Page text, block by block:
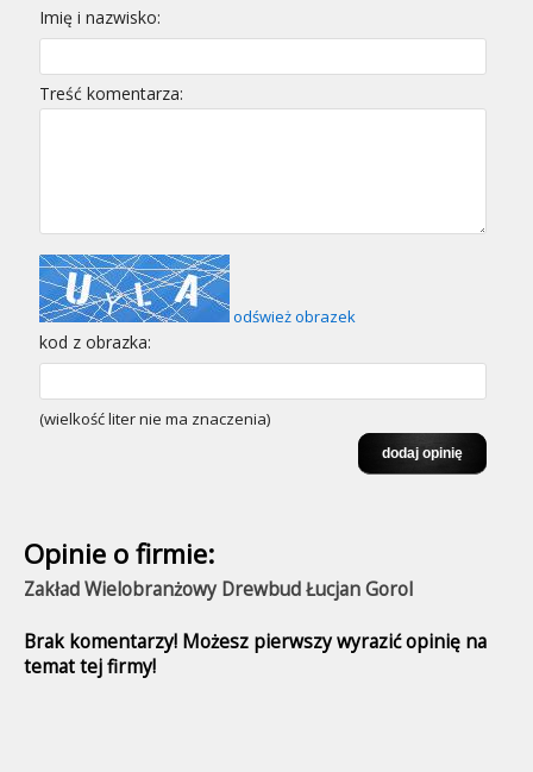
Imię i nazwisko:
Treść komentarza:
odśwież obrazek
kod z obrazka:
(wielkość liter nie ma znaczenia)
Opinie o firmie:
Zakład Wielobranżowy Drewbud Łucjan Gorol
Brak komentarzy! Możesz pierwszy wyrazić opinię na
temat tej firmy!